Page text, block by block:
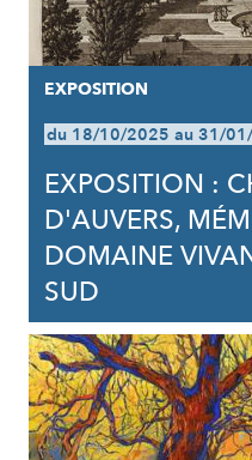
EXPOSITION
du 18/10/2025 au 31/
EXPOSITION :
D'AUVERS,
DOMAINE
SUD